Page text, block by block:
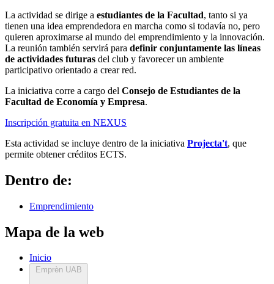
La actividad se dirige a estudiantes de la Facultad, tanto si ya
tienen una idea emprendedora en marcha como si todavía no, pero
quieren aproximarse al mundo del emprendimiento y la innovación.
La reunión también servirá para definir conjuntamente las líneas
de actividades futuras del club y favorecer un ambiente
participativo orientado a crear red.
La iniciativa corre a cargo del Consejo de Estudiantes de la
Facultad de Economía y Empresa.
Inscripción gratuita en NEXUS
Esta actividad se incluye dentro de la iniciativa Projecta't, que
permite obtener créditos ECTS.
Dentro de:
Emprendimiento
Mapa de la web
Inicio
Emprèn UAB